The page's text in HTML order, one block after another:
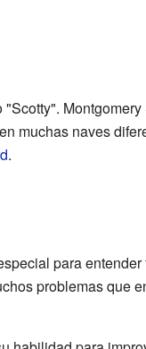
muchas naves
.
para
problemas que